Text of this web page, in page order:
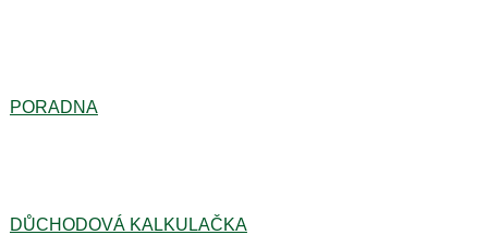
PORADNA
DŮCHODOVÁ KALKULAČKA